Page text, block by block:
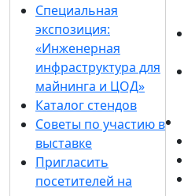
Специальная
экспозиция:
«Инженерная
инфраструктура для
майнинга и ЦОД»
Каталог стендов
Советы по участию в
выставке
Пригласить
посетителей на